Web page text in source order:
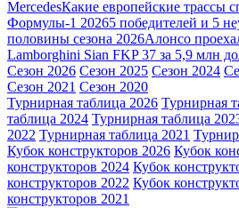
MercedesКакие европейские трассы
Формулы-1 20265 победителей и 5
половины сезона 2026Алонсо
Lamborghini Sian FKP 37 за 5,9 млн
Сезон 2026 Сезон 2025 Сезон 2024
Сезон 2021 Сезон 2020
Турнирная таблица 2026 Турнирная
таблица 2024 Турнирная таблица
2022 Турнирная таблица 2021
Кубок конструкторов 2026 Кубок
конструкторов 2024 Кубок
конструкторов 2022 Кубок
конструкторов 2021